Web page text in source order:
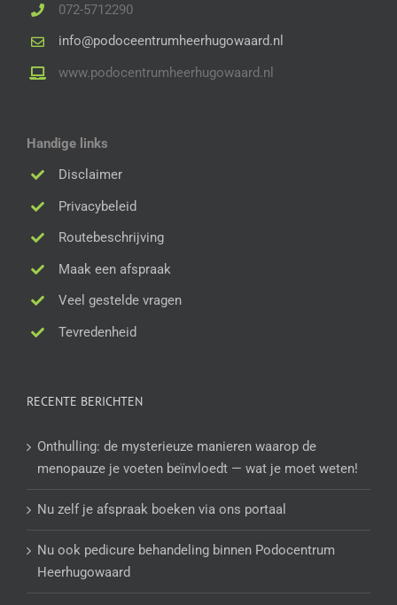
072-5712290
info@podoceentrumheerhugowaard.nl
www.podocentrumheerhugowaard.nl
Handige links
Disclaimer
Privacybeleid
Routebeschrijving
Maak een afspraak
Veel gestelde vragen
Tevredenheid
RECENTE BERICHTEN
Onthulling: de mysterieuze manieren waarop de
menopauze je voeten beïnvloedt — wat je moet weten!
Nu zelf je afspraak boeken via ons portaal
Nu ook pedicure behandeling binnen Podocentrum
Heerhugowaard